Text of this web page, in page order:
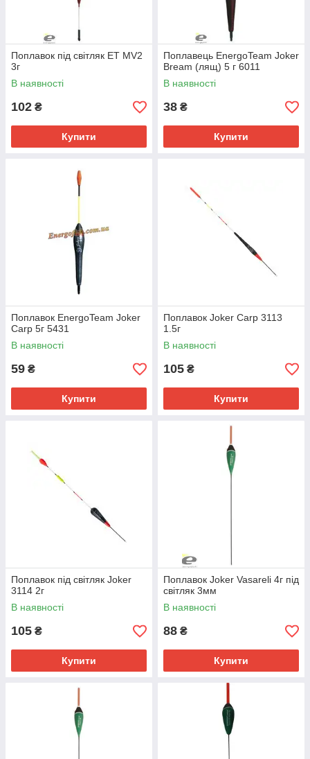
Поплавок під світляк ЕТ MV2
3г
В наявності
102 ₴
Купити
Поплавець EnergoTeam Joker
Bream (лящ) 5 г 6011
В наявності
38 ₴
Купити
Поплавок EnergoTeam Joker
Carp 5г 5431
В наявності
59 ₴
Купити
Поплавок Joker Carp 3113
1.5г
В наявності
105 ₴
Купити
Поплавок під світляк Joker
3114 2г
В наявності
105 ₴
Купити
Поплавок Joker Vasareli 4г під
світляк 3мм
В наявності
88 ₴
Купити